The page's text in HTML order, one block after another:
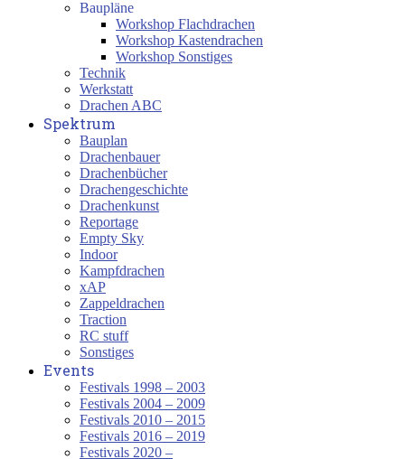
Baupläne
Workshop Flachdrachen
Workshop Kastendrachen
Workshop Sonstiges
Technik
Werkstatt
Drachen ABC
Spektrum
Bauplan
Drachenbauer
Drachenbücher
Drachengeschichte
Drachenkunst
Reportage
Empty Sky
Indoor
Kampfdrachen
xAP
Zappeldrachen
Traction
RC stuff
Sonstiges
Events
Festivals 1998 – 2003
Festivals 2004 – 2009
Festivals 2010 – 2015
Festivals 2016 – 2019
Festivals 2020 –